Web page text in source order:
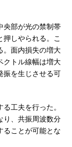
央部が光の禁制帯
しやられる。こ
。面内損失の増大
クトル線幅は増大
振を生じさせる可
工夫を行った。
り、共振周波数分
ることが可能とな